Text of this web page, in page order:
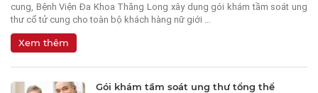
cung, Bệnh Viện Đa Khoa Thăng Long xây dụng gói khám tầm soát ung
thư cổ tử cung cho toàn bộ khách hàng nữ giới …
Xem thêm
Gói khám tầm soát ung thư tổng thể